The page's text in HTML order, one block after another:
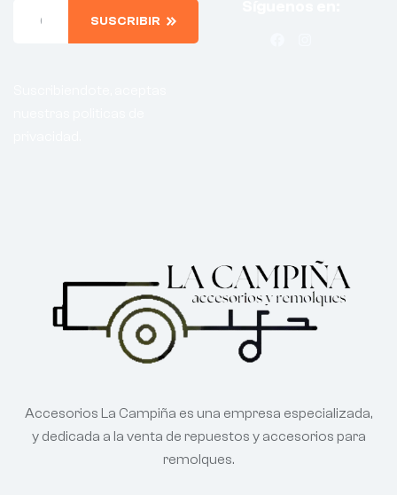
SUSCRIBIR
Accesorios La Campiña es una empresa especializada,
y dedicada a la venta de repuestos y accesorios para
remolques.